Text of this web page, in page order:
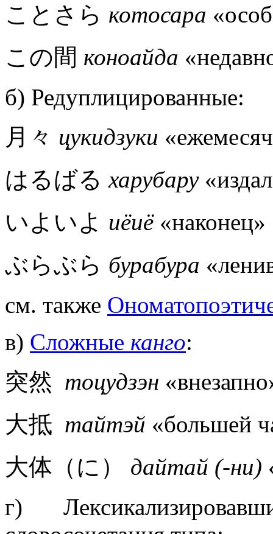
ことさら котосара
この間 коноайда
б) Редуплицированные:
月々 цукидзуки
はるばるхарубару
いよいよ иёиё«наконец»
ぶらぶら бурабура
см. также
в) Сложные канго:
突然 тоцудзэн
大抵 тайтэй «большей
大体（に） дайтай (-ни)
г)